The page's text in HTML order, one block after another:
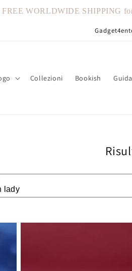
FREE WORLDWIDE SHIPPING
Collezioni Bookish